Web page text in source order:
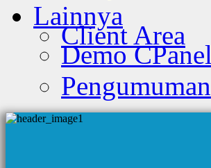
Lainnya
Client Area
Demo CPanel
Pengumuman